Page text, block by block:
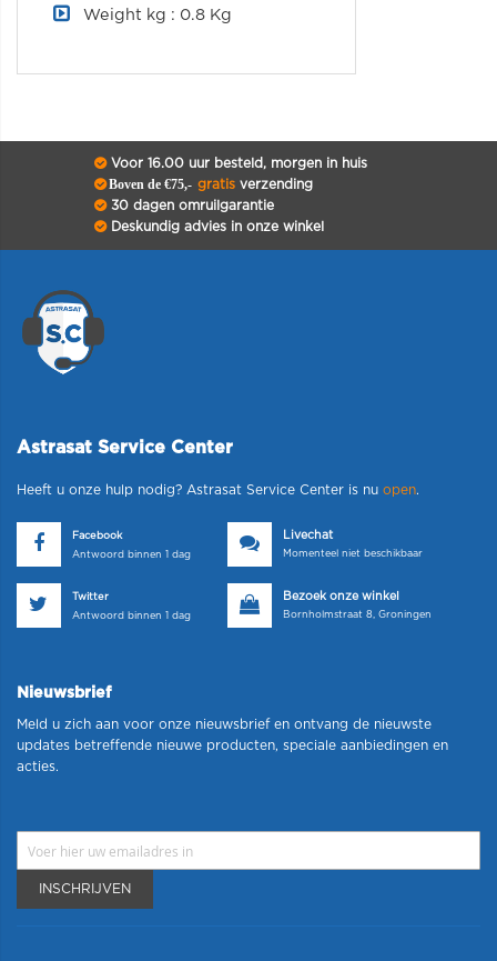
Weight kg : 0.8 Kg
Voor 16.00 uur besteld, morgen in huis
Boven de €75,- gratisverzending
30 dagen omruilgarantie
Deskundig advies in onze winkel
Astrasat Service Center
Heeft u onze hulp nodig? Astrasat Service Center is nu open.
Facebook
Antwoord binnen 1 dag
Livechat
Momenteel niet beschikbaar
Twitter
Antwoord binnen 1 dag
Bezoek onze winkel
Bornholmstraat 8, Groningen
Nieuwsbrief
Meld u zich aan voor onze nieuwsbrief en ontvang de nieuwste
updates betreffende nieuwe producten, speciale aanbiedingen en
acties.
INSCHRIJVEN